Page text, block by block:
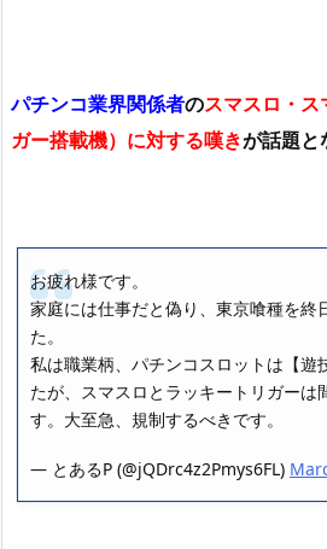
パチンコ業界関係者のスマスロ・ス
ガー搭載機）に対する嘆きが話題と
お疲れ様です。
家庭には仕事だと偽り、東京喰種を終
た。
私は職業柄、パチンコスロットは【遊
たが、スマスロとラッキートリガーは
す。大至急、規制するべきです。
— とあるP (@jQDrc4z2Pmys6FL)